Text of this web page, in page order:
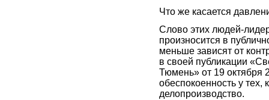
Что же касается
Слово этих людей-
произносится в
меньше зависят от
в своей публикации
Тюмень» от 19 октября
обеспокоенность у тех,
делопроизводство.